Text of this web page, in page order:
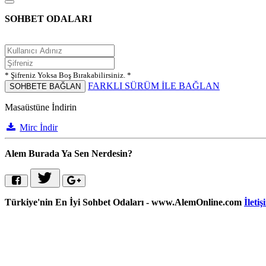
SOHBET ODALARI
* Şifreniz Yoksa Boş Bırakabilirsiniz. *
SOHBETE BAĞLAN
FARKLI SÜRÜM İLE BAĞLAN
Masaüstüne İndirin
Mirc İndir
Alem Burada Ya Sen Nerdesin?
Türkiye'nin En İyi Sohbet Odaları - www.AlemOnline.com